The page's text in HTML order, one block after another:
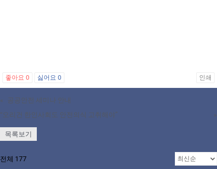
좋아요 0 싫어요 0 인쇄
«
공공안전 세미나 안내
“오리건 한인사회도 안전의식 고취해야”
»
목록보기
전체 177